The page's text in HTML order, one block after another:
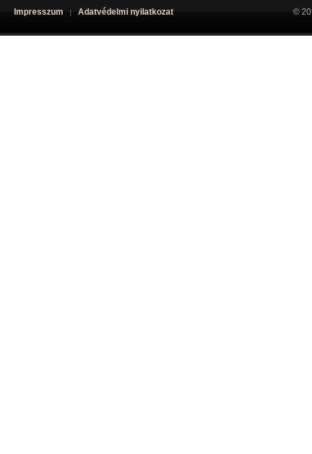
Impresszum Adatvédelmi nyilatkozat ©